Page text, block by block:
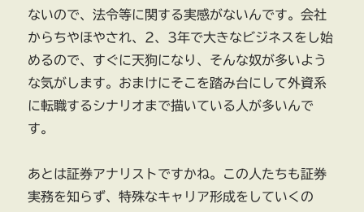
ないので、法令等に関する実感がないんです。会社
からちやほやされ、2、3年で大きなビジネスをし始
めるので、すぐに天狗になり、そんな奴が多いよう
な気がします。おまけにそこを踏み台にして外資系
に転職するシナリオまで描いている人が多いんで
す。
あとは証券アナリストですかね。この人たちも証券
実務を知らず、特殊なキャリア形成をしていくの